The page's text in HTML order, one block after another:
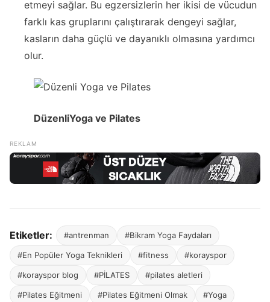
etmeyi sağlar. Bu egzersizlerin her ikisi de vücudun
farklı kas gruplarını çalıştırarak dengeyi sağlar,
kasların daha güçlü ve dayanıklı olmasına yardımcı
olur.
DüzenliYoga ve Pilates
Etiketler: #antrenman #Bikram Yoga Faydaları
#En Popüler Yoga Teknikleri #fitness #korayspor
#korayspor blog #PİLATES #pilates aletleri
#Pilates Eğitmeni #Pilates Eğitmeni Olmak #Yoga